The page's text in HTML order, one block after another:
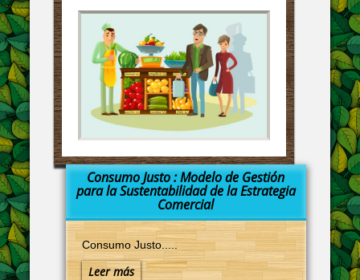
Consumo Justo : Modelo de Gestión
para la Sustentabilidad de la Estrategia
Comercial
Consumo Justo.....
Leer más